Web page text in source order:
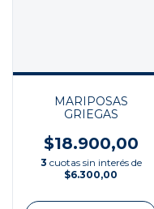
MARIPOSAS
GRIEGAS
$18.900,00
3 cuotas sin interés de
$6.300,00